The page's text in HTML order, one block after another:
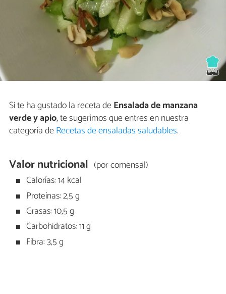
Si te ha gustado la receta deEnsalada de manzana
verde y apio, te sugerimos que entres en nuestra
categoría deRecetas de ensaladas saludables.
Valor nutricional (por comensal)
Calorías: 14 kcal
Proteínas: 2,5 g
Grasas: 10,5 g
Carbohidratos: 11 g
Fibra: 3,5 g